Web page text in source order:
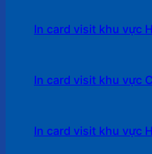
In card visit khu vực
In card visit khu vực
In card visit khu vực